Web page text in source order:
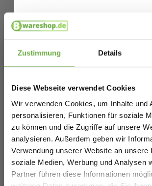
Zustimmung Details
Diese Webseite verwendet Cookies
Wir verwenden Cookies, um Inhalte und
personalisieren, Funktionen für soziale
zu können und die Zugriffe auf unsere
analysieren. Außerdem geben wir
Verwendung unserer Website an unsere
soziale Medien, Werbung und Analysen
Partner führen diese Informationen
Campingbereich
Kompakt und leicht zu verstauen nach
Solide Befestigung dank Metallösen
Spezifikationen
SKU
8721161362175
Ähnliche Produkte
Melde dich an und erhalte
Rabatten bis zu 70%.
Geburtstag